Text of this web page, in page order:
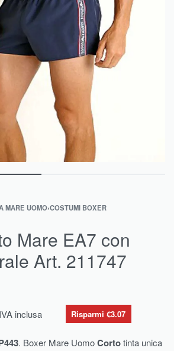
MARE UOMO›COSTUMI BOXER
Mare EA7 con
Art. 211747
IVA inclusa Risparmi €3.07
. Boxer Mare UomoCortotinta unica